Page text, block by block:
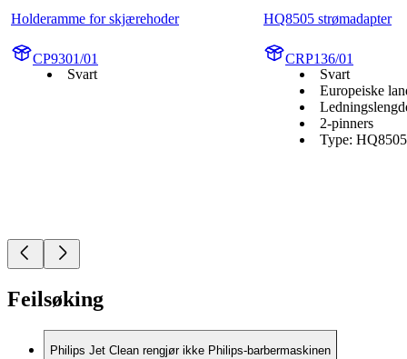
Holderamme for skjærehoder
CP9301/01
Svart
HQ8505 strømadapter
CRP136/01
Svart
Europeiske
2-pinners
Type: HQ8505
Feilsøking
Philips Jet Clean rengjør ikke Philips-barbermaskinen